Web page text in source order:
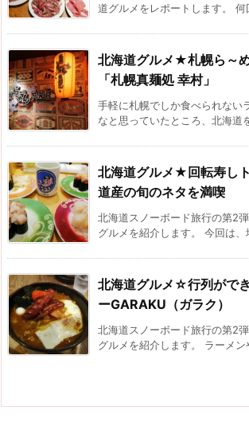
道グルメをレポートします。 何
北海道グルメ★札幌ら～
「札幌真麺処 幸村」
手軽に札幌でしか食べられない
なと思っていたところ、北海道
北海道グルメ★回転寿し
道産の旬のネタを満喫
北海道スノーボード旅行の第2
グルメを紹介します。 今回は、
北海道グルメ☆行列がで
ーGARAKU（ガラク）
北海道スノーボード旅行の第2
グルメを紹介します。 ラーメン